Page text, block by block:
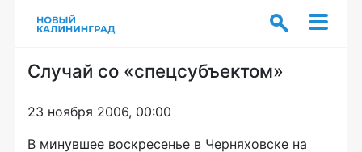
Случай со «спецсубъектом»
23 ноября 2006, 00:00
В минувшее воскресенье в Черняховске на